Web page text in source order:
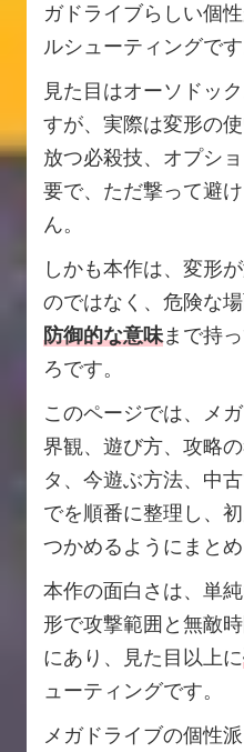
ガドライブらしい個
ルシューティングです
見た目はオーソドッ
すが、実際は変形の
放つ必殺技、オプシ
要で、ただ撃って避
ん。
しかも本作は、変形
のではなく、危険な
防御的な意味まで持
ろです。
このページでは、メ
界観、遊び方、攻略
タ、今遊ぶ方法、中
でを順番に整理し、
つかめるようにまとめ
本作の面白さは、単
形で攻撃範囲と無敵
にあり、見た目以上に
ューティングです。
メガドライブの個性